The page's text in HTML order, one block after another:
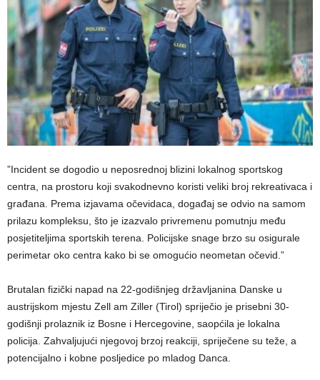
​”Incident se dogodio u neposrednoj blizini lokalnog sportskog
centra, na prostoru koji svakodnevno koristi veliki broj rekreativaca i
građana. Prema izjavama očevidaca, događaj se odvio na samom
prilazu kompleksu, što je izazvalo privremenu pomutnju među
posjetiteljima sportskih terena. Policijske snage brzo su osigurale
perimetar oko centra kako bi se omogućio neometan očevid.”
​Brutalan fizički napad na 22-godišnjeg državljanina Danske u
austrijskom mjestu Zell am Ziller (Tirol) spriječio je prisebni 30-
godišnji prolaznik iz Bosne i Hercegovine, saopćila je lokalna
policija. Zahvaljujući njegovoj brzoj reakciji, spriječene su teže, a
potencijalno i kobne posljedice po mladog Danca.